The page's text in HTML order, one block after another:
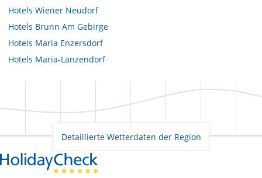
Hotels Wiener Neudorf
Hotels Brunn Am Gebirge
Hotels Maria Enzersdorf
Hotels Maria-Lanzendorf
Detaillierte Wetterdaten der Region